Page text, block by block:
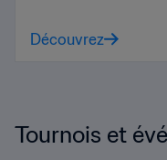
Découvrez
Tournois et